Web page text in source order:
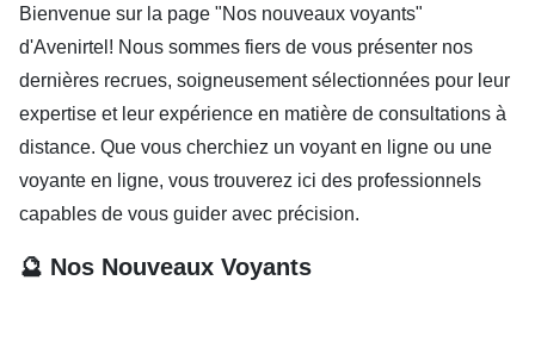
Bienvenue sur la page "Nos nouveaux voyants"
d'Avenirtel! Nous sommes fiers de vous présenter nos
dernières recrues, soigneusement sélectionnées pour leur
expertise et leur expérience en matière de consultations à
distance. Que vous cherchiez un voyant en ligne ou une
voyante en ligne, vous trouverez ici des professionnels
capables de vous guider avec précision.
🔮 Nos Nouveaux Voyants